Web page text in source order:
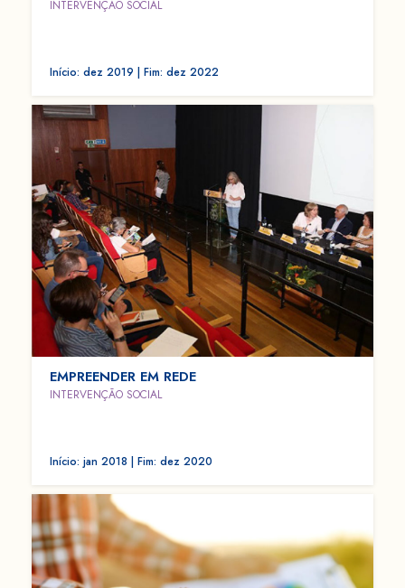
INTERVENÇÃO SOCIAL
Início: dez 2019 | Fim: dez 2022
EMPREENDER EM REDE
INTERVENÇÃO SOCIAL
Início: jan 2018 | Fim: dez 2020